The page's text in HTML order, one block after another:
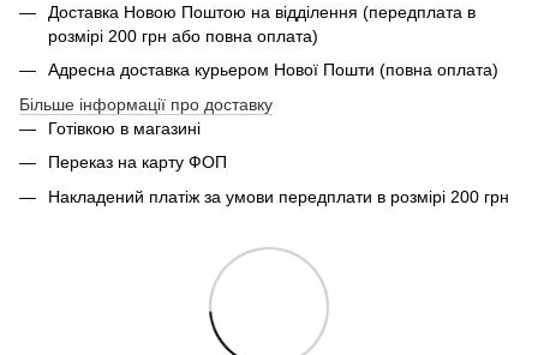
Доставка Новою Поштою на відділення (передплата в
розмірі 200 грн або повна оплата)
Адресна доставка курьером Нової Пошти (повна оплата)
Більше інформації про доставку
Готівкою в магазині
Переказ на карту ФОП
Накладений платіж за умови передплати в розмірі 200 грн